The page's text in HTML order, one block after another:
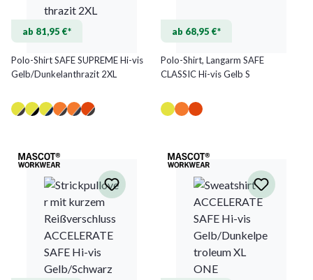
ab 81,95 €*
Polo-Shirt SAFE SUPREME Hi-vis
Gelb/Dunkelanthrazit 2XL
ab 68,95 €*
Polo-Shirt, Langarm SAFE
CLASSIC Hi-vis Gelb S